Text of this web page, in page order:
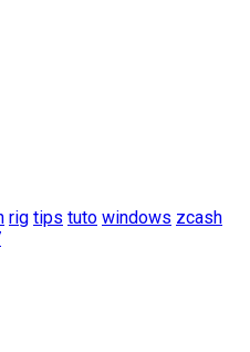
rig tips tuto windows zcash